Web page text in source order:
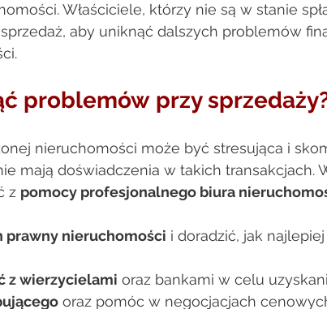
Właściciele, którzy nie są w stanie
aby uniknąć dalszych problemów
problemów przy
nieruchomości może być stresująca i
mają doświadczenia w takich transakcjach.
z pomocy profesjonalnego biura
prawny nieruchomości i doradzić, jak
z wierzycielami oraz bankami w celu
oraz pomóc w negocjacjach